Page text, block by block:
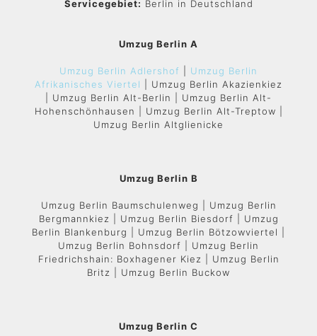
Servicegebiet: Berlin in Deutschland
Umzug Berlin A
Umzug Berlin Adlershof
Umzug Berlin
Afrikanisches Viertel
| Umzug Berlin Akazienkiez
| Umzug Berlin Alt-Berlin | Umzug Berlin Alt-
Hohenschönhausen | Umzug Berlin Alt-Treptow |
Umzug Berlin Altglienicke
Umzug Berlin B
Umzug Berlin Baumschulenweg | Umzug Berlin
Bergmannkiez | Umzug Berlin Biesdorf | Umzug
Berlin Blankenburg | Umzug Berlin Bötzowviertel |
Umzug Berlin Bohnsdorf | Umzug Berlin
Friedrichshain: Boxhagener Kiez | Umzug Berlin
Britz | Umzug Berlin Buckow
Umzug Berlin C